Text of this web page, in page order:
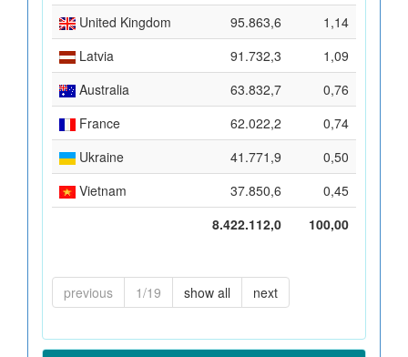
United Kingdom
95.863,6
1,14
Latvia
91.732,3
1,09
Australia
63.832,7
0,76
France
62.022,2
0,74
Ukraine
41.771,9
0,50
Vietnam
37.850,6
0,45
8.422.112,0
100,00
previous 1/19 show all next